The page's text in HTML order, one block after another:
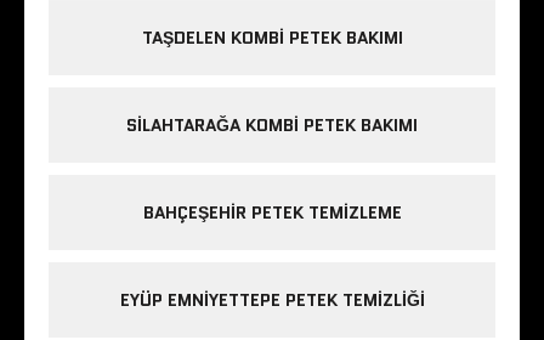
TAŞDELEN KOMBI PETEK BAKIMI
SILAHTARAĞA KOMBI PETEK BAKIMI
BAHÇEŞEHIR PETEK TEMIZLEME
EYÜP EMNIYETTEPE PETEK TEMIZLIĞI